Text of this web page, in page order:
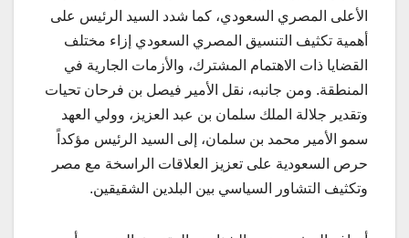
الأعلى المصري السعودي، كما شدد السيد الرئيس على
أهمية تكثيف التنسيق المصري السعودي إزاء مختلف
القضايا ذات الاهتمام المشترك، والأزمات الجارية في
المنطقة. ومن جانبه، نقل الأمير فيصل بن فرحان تحيات
وتقدير جلالة الملك سلمان بن عبد العزيز، وولي العهد
سمو الأمير محمد بن سلمان، إلى السيد الرئيس مؤكداً
حرص السعودية على تعزيز العلاقات الراسخة مع مصر
وتكثيف التشاور السياسي بين البلدين الشقيقين.